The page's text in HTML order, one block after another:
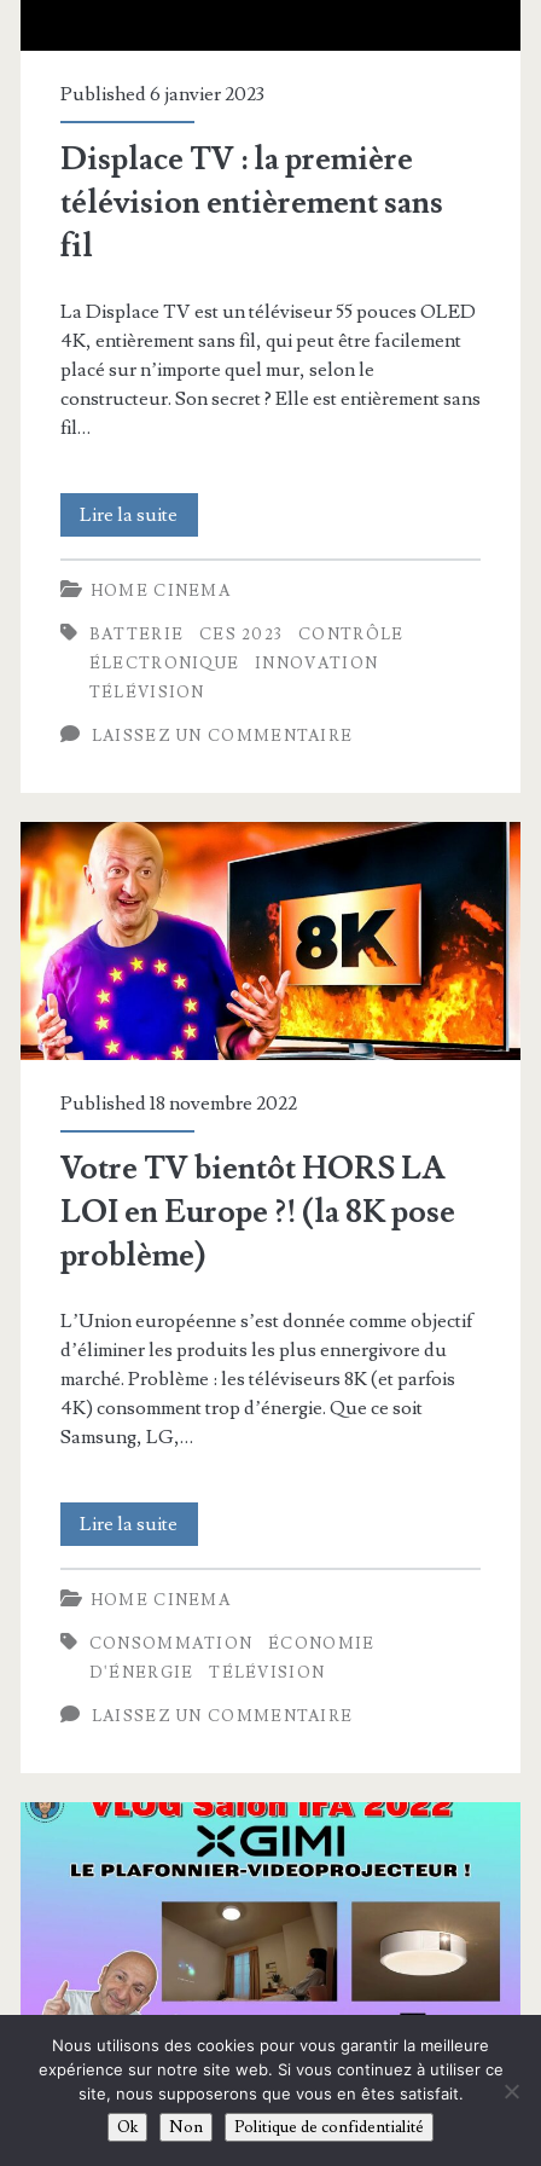
révolutionnaire…)
Published 6 janvier 2023
Displace TV : la première
télévision entièrement sans
fil
La Displace TV est un téléviseur 55 pouces OLED
4K, entièrement sans fil, qui peut être facilement
placé sur n’importe quel mur, selon le
constructeur. Son secret ? Elle est entièrement sans
fil…
Lire la suite
TV
:
la
première
télévision
sans
fil
HOME CINEMA
BATTERIE CES 2023
CONTRÔLE
ÉLECTRONIQUE
INNOVATION
TÉLÉVISION
LAISSEZ UN COMMENTAIRE
Published 18 novembre 2022
Votre TV bientôt HORS LA
LOI en Europe ?! (la 8K pose
problème)
L’Union européenne s’est donnée comme objectif
d’éliminer les produits les plus ennergivore du
marché. Problème : les téléviseurs 8K (et parfois
4K) consomment trop d’énergie. Que ce soit
Samsung, LG,…
Lire la suite
TV
bientôt
HORS
Europe
?!
8K
pose
problème)
HOME CINEMA
CONSOMMATION
ÉCONOMIE
D'ÉNERGIE
TÉLÉVISION
LAISSEZ UN COMMENTAIRE
Published 21 septembre 2022
XGIMI Magic Lamp, le
Nous utilisons des cookies pour vous garantir la meilleure
expérience sur notre site web. Si vous continuez à utiliser ce
site, nous supposerons que vous en êtes satisfait.
Ok Non Politique de confidentialité